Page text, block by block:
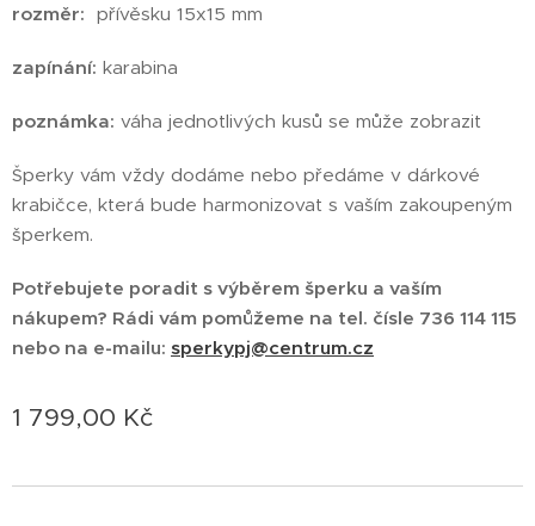
rozměr: přívěsku 15x15 mm
zapínání: karabina
poznámka: váha jednotlivých kusů se může zobrazit
Šperky vám vždy dodáme nebo předáme v dárkové
krabičce, která bude harmonizovat s vaším zakoupeným
šperkem.
Potřebujete poradit s výběrem šperku a vaším
nákupem? Rádi vám pomůžeme na tel. čísle 736 114 115
nebo na e-mailu: sperkypj@centrum.cz
1 799,00 Kč